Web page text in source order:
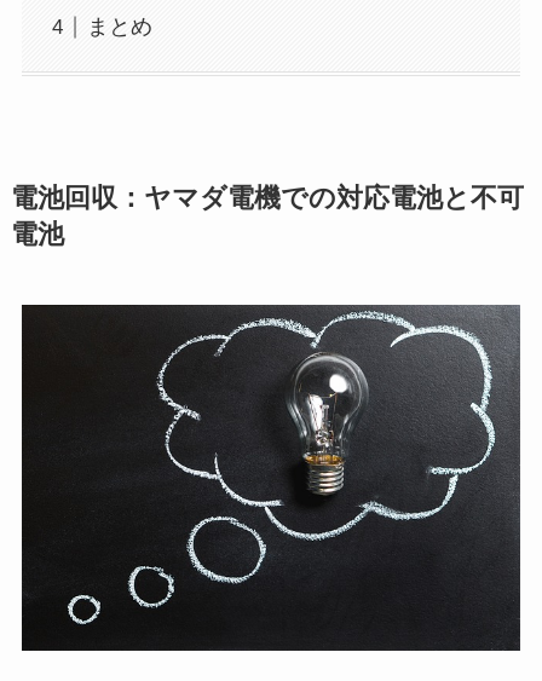
まとめ
電池回収：ヤマダ電機での対応電池と不可
電池